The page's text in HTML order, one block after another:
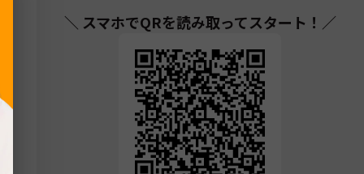
＼ スマホでQRを読み取ってスタート！／